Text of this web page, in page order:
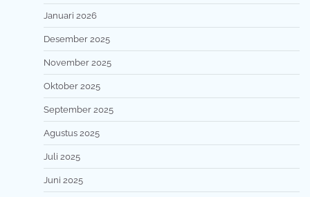
Januari 2026
Desember 2025
November 2025
Oktober 2025
September 2025
Agustus 2025
Juli 2025
Juni 2025